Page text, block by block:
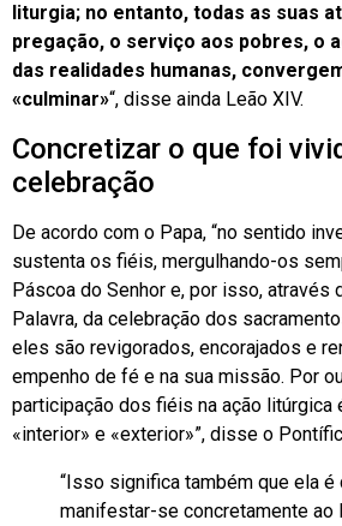
liturgia; no entanto, todas as suas
pregação, o serviço aos pobres, o
das realidades humanas,
«culminar»“, disse ainda Leão XIV.
Concretizar o que foi
celebração
De acordo com o Papa, “no sentido
sustenta os fiéis, mergulhando-os
Páscoa do Senhor e, por isso, através
Palavra, da celebração dos
eles são revigorados, encorajados e
empenho de fé e na sua missão. Por
participação dos fiéis na ação litúrgica
«interior» e «exterior»”, disse o
“Isso significa também que ela é
manifestar-se concretamente ao